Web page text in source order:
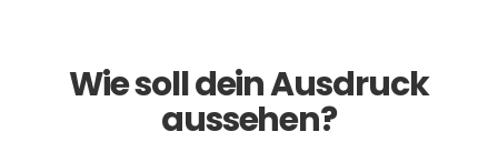
Wie soll dein Ausdruck
aussehen?